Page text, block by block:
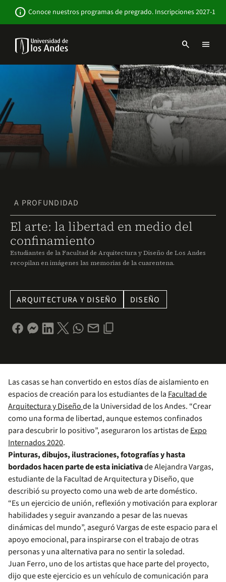
contenido
info Conoce nuestros programas de pregrado. Inscripciones 2027-1
Navbar
-
Sitio
Institucional
search menu
A PROFUNDIDAD
El arte: la libertad en medio del
confinamiento
Estudiantes de la Facultad de Arquitectura y Diseño de Los Andes
recopilan en imágenes las memorias de la cuarentena.
ARQUITECTURA Y DISEÑO DISEÑO
Las casas se han convertido en estos días de aislamiento en
espacios de creación para los estudiantes de la Facultad de
Arquitectura y Diseñode la Universidad de los Andes. “Crear
como una forma de libertad, aunque estemos confinados
para descubrir lo positivo”, aseguraron los artistas deExpo
Internados 2020.
Pinturas, dibujos, ilustraciones, fotografías y hasta
bordados hacen parte de esta iniciativade Alejandra Vargas,
estudiante de la Facultad de Arquitectura y Diseño, que
describió su proyecto como una web de arte doméstico.
“Es un ejercicio de unión, reflexión y motivación para explorar
habilidades y seguir avanzando a pesar de las nuevas
dinámicas del mundo”, aseguró Vargas de este espacio para el
apoyo emocional, para inspirarse con el trabajo de otras
personas y una alternativa para no sentir la soledad.
Juan Ferro, uno de los artistas que hace parte del proyecto,
dijo que este ejercicio es un vehículo de comunicación para